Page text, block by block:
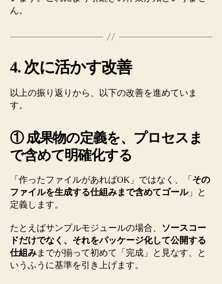
ん。
4. 次に活かす改善
以上の振り返りから、以下の改善を進めていま
す。
① 成果物の定義を、プロセスま
で含めて明確化する
「作ったファイルがあればOK」ではなく、「 その
ファイルを生成する仕組みまで含めてゴール」と
定義します。
たとえばサンプルモジュールの場合、 ソースコー
ドだけでなく、それをパッケージ化して公開する
仕組みまでが揃って初めて「完成」と見なす、と
いうふうに基準を引き上げます。